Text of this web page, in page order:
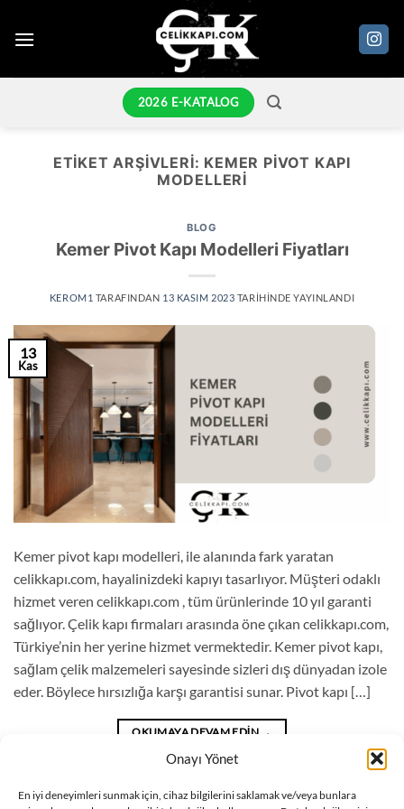
Onayı Yönet
En iyi deneyimleri sunmak için, cihaz bilgilerini saklamak ve/veya bunlara
atla
2026 E-KATALOG
ETIKET ARŞIVLERI: KEMER PIVOT KAPI
MODELLERI
BLOG
Kemer Pivot Kapı Modelleri Fiyatları
KEROM1 TARAFINDAN 13 KASIM 2023 TARIHINDE YAYINLANDI
13
Kas
Kemer pivot kapı modelleri, ile alanında fark yaratan
celikkapı.com, hayalinizdeki kapıyı tasarlıyor. Müşteri odaklı
hizmet veren celikkapı.com , tüm ürünlerinde 10 yıl garanti
sağlıyor. Çelik kapı firmaları arasında öne çıkan celikkapı.com,
Türkiye’nin her yerine hizmet vermektedir. Kemer pivot kapı,
sağlam çelik malzemeleri sayesinde sizleri dış dünyadan izole
eder. Böylece hırsızlığa karşı garantisi sunar. Pivot kapı […]
OKUMAYA DEVAM EDIN →
Blogiçinde yayınlandı| Kemer pivot kapı fiyatları,Kemer pivot kapı